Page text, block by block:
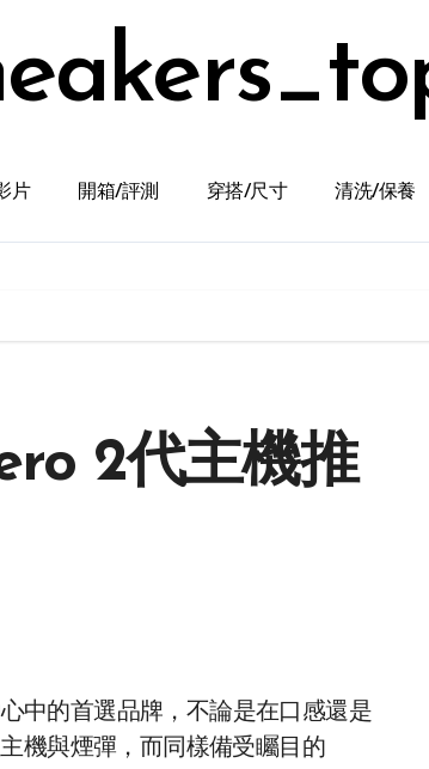
片 開箱/評測 穿搭/尺寸 清洗/保養
2代主機推
中的首選品牌，不論是在口感還是
機與煙彈，而同樣備受矚目的